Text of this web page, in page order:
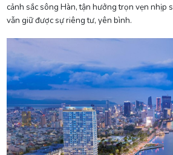
cảnh sắc sông Hàn, tận hưởng trọn vẹn nhịp
vẫn giữ được sự riêng tư, yên bình.